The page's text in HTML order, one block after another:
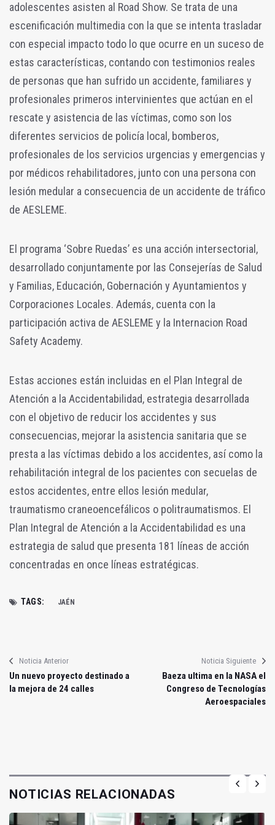
adolescentes asisten al Road Show. Se trata de una
escenificación multimedia con la que se intenta trasladar
con especial impacto todo lo que ocurre en un suceso de
estas características, contando con testimonios reales
de personas que han sufrido un accidente, familiares y
profesionales primeros intervinientes que actúan en el
rescate y asistencia de las víctimas, como son los
diferentes servicios de policía local, bomberos,
profesionales de los servicios urgencias y emergencias y
por médicos rehabilitadores, junto con una persona con
lesión medular a consecuencia de un accidente de tráfico
de AESLEME.
El programa ‘Sobre Ruedas’ es una acción intersectorial,
desarrollado conjuntamente por las Consejerías de Salud
y Familias, Educación, Gobernación y Ayuntamientos y
Corporaciones Locales. Además, cuenta con la
participación activa de AESLEME y la Internacion Road
Safety Academy.
Estas acciones están incluidas en el Plan Integral de
Atención a la Accidentabilidad, estrategia desarrollada
con el objetivo de reducir los accidentes y sus
consecuencias, mejorar la asistencia sanitaria que se
presta a las víctimas debido a los accidentes, así como la
rehabilitación integral de los pacientes con secuelas de
estos accidentes, entre ellos lesión medular,
traumatismo craneoencefálicos o politraumatismos. El
Plan Integral de Atención a la Accidentabilidad es una
estrategia de salud que presenta 181 líneas de acción
concentradas en once líneas estratégicas.
TAGS: JAÉN
Noticia Anterior
Un nuevo proyecto destinado a
la mejora de 24 calles
Noticia Siguiente
Baeza ultima en la NASA el
Congreso de Tecnologías
Aeroespaciales
NOTICIAS RELACIONADAS